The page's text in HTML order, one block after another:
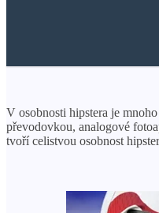
V osobnosti hipstera je
převodovkou, analogové
tvoří celistvou osobnost